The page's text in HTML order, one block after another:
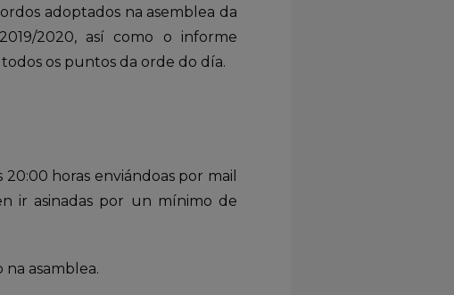
adoptados na asemblea da
2020, así como o informe
os puntos da orde do día.
20:00 horas enviándoas por mail
ir asinadas por un mínimo de
asamblea.